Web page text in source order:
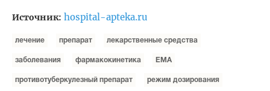
Источник: hospital-apteka.ru
лечение препарат лекарственные средства
заболевания фармакокинетика EMA
противотуберкулезный препарат режим дозирования